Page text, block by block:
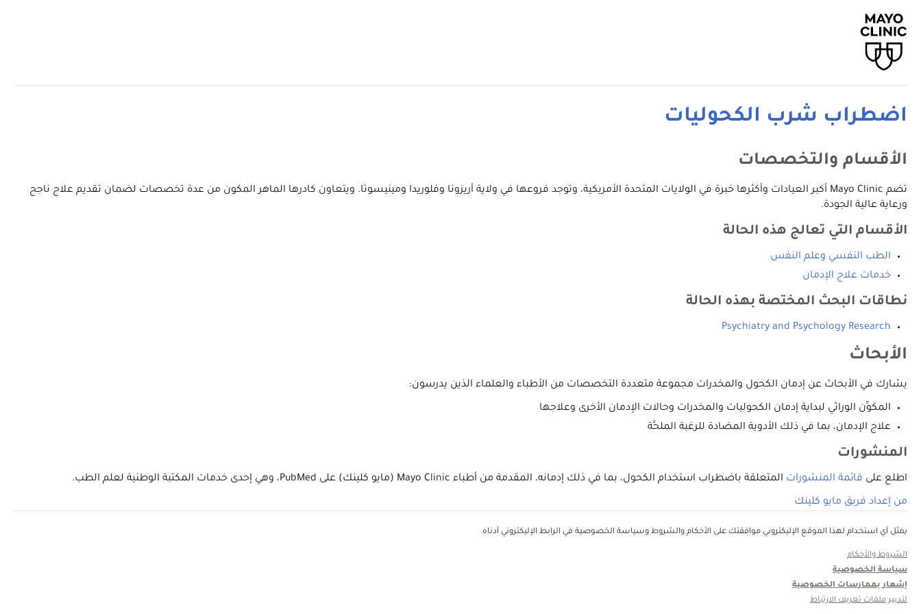
اضطراب شرب الكحوليات
الأقسام والتخصصات
تضم Mayo Clinic أكبر العيادات وأكثرها خبرة في الولايات المتحدة الأمريكية، وتوجد فروعها في ولاية أريزونا وفلوريدا ومينيسوتا. ويتعاون كادرها الماهر المكون من عدة تخصصات لضمان تقديم علاج ناجح
ورعاية عالية الجودة.
الأقسام التي تعالج هذه الحالة
الطب النفسي وعلم النفس
خدمات علاج الإدمان
نطاقات البحث المختصة بهذه الحالة
Psychiatry and Psychology Research
الأبحاث
يشارك في الأبحاث عن إدمان الكحول والمخدرات مجموعة متعددة التخصصات من الأطباء والعلماء الذين يدرسون:
المكوِّن الوراثي لبداية إدمان الكحوليات والمخدرات وحالات الإدمان الأخرى وعلاجها
علاج الإدمان، بما في ذلك الأدوية المضادة للرغبة الملحَّة
المنشورات
اطلع على قائمة المنشورات المتعلقة باضطراب استخدام الكحول، بما في ذلك إدمانه، المقدمة من أطباء Mayo Clinic (مايو كلينك) على PubMed، وهي إحدى خدمات المكتبة الوطنية لعلم الطب.
من إعداد فريق مايو كلينك
يمثل أي استخدام لهذا الموقع الإليكتروني موافقتك على الأحكام والشروط وسياسة الخصوصية في الرابط الإليكتروني أدناه.
الشروط والأحكام
سياسة الخصوصية
إشعار بممارسات الخصوصية
لتدبير ملفات تعريف الارتباط